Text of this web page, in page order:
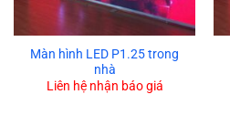
Màn hình LED P1.25 trong
nhà
Liên hệ nhận báo giá